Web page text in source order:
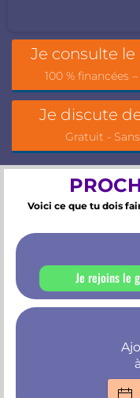
Je consulte
100 % financées
Je discute
Gratuit -
Voici ce que tu dois
Je rejoins le